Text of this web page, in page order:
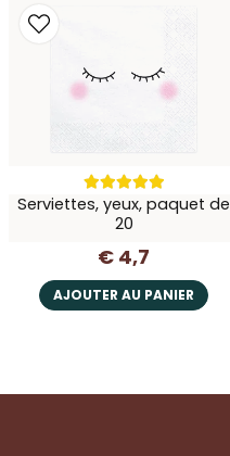
Serviettes, yeux, paquet de
20
€ 4,7
AJOUTER AU PANIER